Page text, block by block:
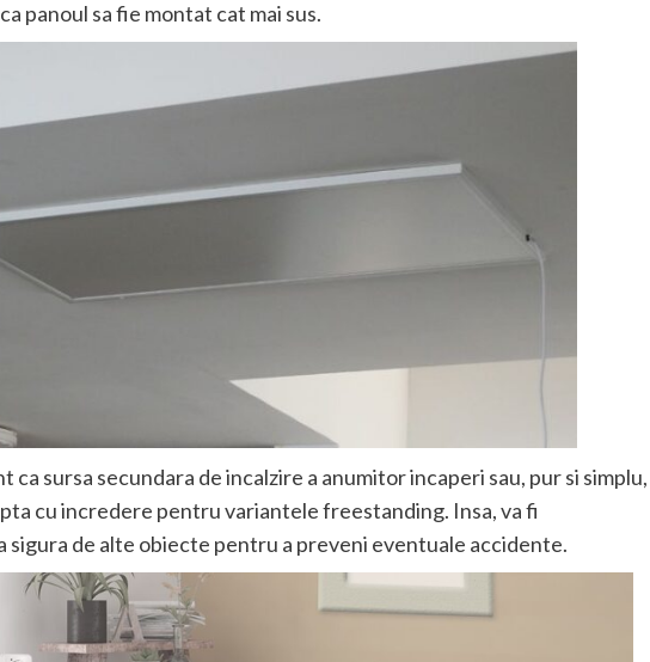
panoul sa fie montat cat mai sus.
ca sursa secundara de incalzire a anumitor incaperi sau, pur si simplu,
cu incredere pentru variantele freestanding. Insa, va fi
sigura de alte obiecte pentru a preveni eventuale accidente.